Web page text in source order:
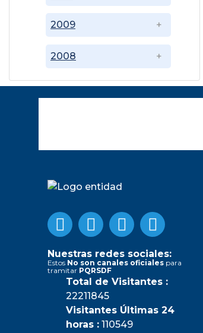
2008
2009
Nuestras redes sociales:
Estos No son canales oficiales para
tramitar PQRSDF
Total de Visitantes :
22211845
Visitantes Últimas 24
horas : 110549